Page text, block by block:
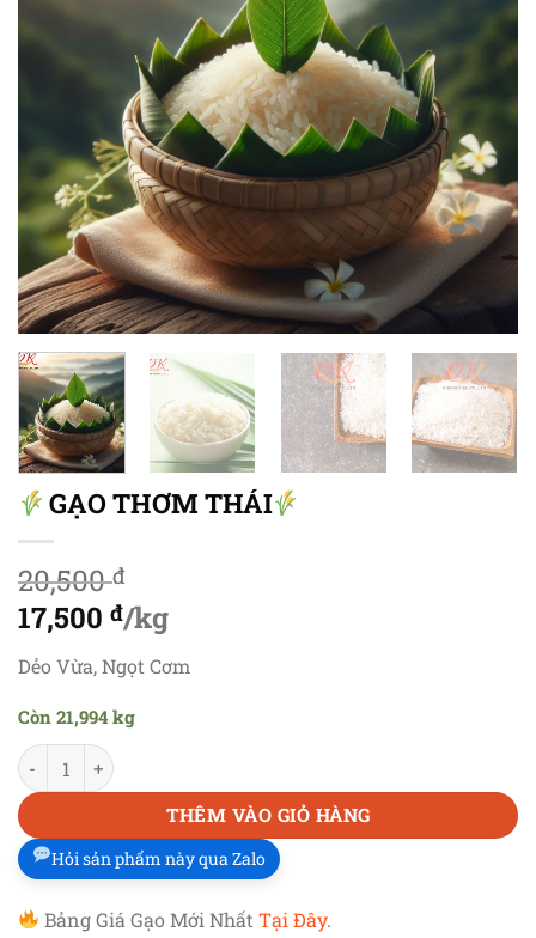
GẠO THƠM THÁI
20,500đ
Giá
gốc
20,500 đ.
17,500 đ/kg
Giá
tại
là:
17,500 đ.
Dẻo Vừa, Ngọt Cơm
Còn 21,994 kg
GẠO THƠM THÁI
THÊM VÀO GIỎ HÀNG
Hỏi sản phẩm này qua Zalo
Bảng Giá Gạo Mới NhấtTại Đây.